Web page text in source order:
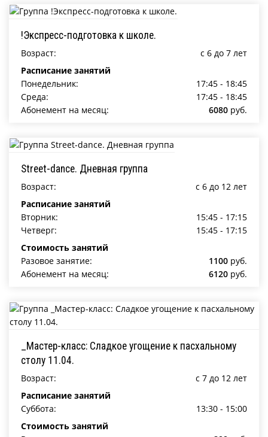
!Экспресс-подготовка к школе.
Возраст:
c 6 до 7 лет
Расписание занятий
Понедельник:
17:45 - 18:45
Среда:
17:45 - 18:45
Абонемент на месяц:
6080 руб.
Street-dance. Дневная группа
Возраст:
c 6 до 12 лет
Расписание занятий
Вторник:
15:45 - 17:15
Четверг:
15:45 - 17:15
Стоимость занятий
Разовое занятие:
1100 руб.
Абонемент на месяц:
6120 руб.
_Мастер-класс: Сладкое угощение к пасхальному
столу 11.04.
Возраст:
c 7 до 12 лет
Расписание занятий
Суббота:
13:30 - 15:00
Стоимость занятий